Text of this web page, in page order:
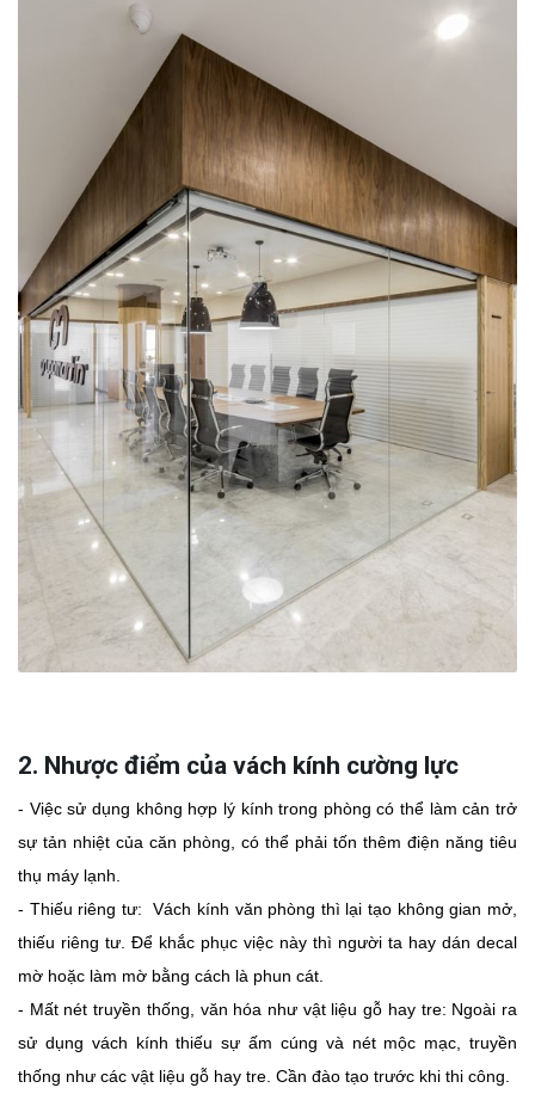
2. Nhược điểm của vách kính cường lực
- Việc sử dụng không hợp lý kính trong phòng có thể làm cản trở
sự tản nhiệt của căn phòng, có thể phải tốn thêm điện năng tiêu
thụ máy lạnh.
- Thiếu riêng tư: Vách kính văn phòng thì lại tạo không gian mở,
thiếu riêng tư. Để khắc phục việc này thì người ta hay dán decal
mờ hoặc làm mờ bằng cách là phun cát.
- Mất nét truyền thống, văn hóa như vật liệu gỗ hay tre: Ngoài ra
sử dụng vách kính thiếu sự ấm cúng và nét mộc mạc, truyền
thống như các vật liệu gỗ hay tre. Cần đào tạo trước khi thi công.